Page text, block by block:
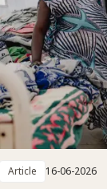
Article 16-06-2026